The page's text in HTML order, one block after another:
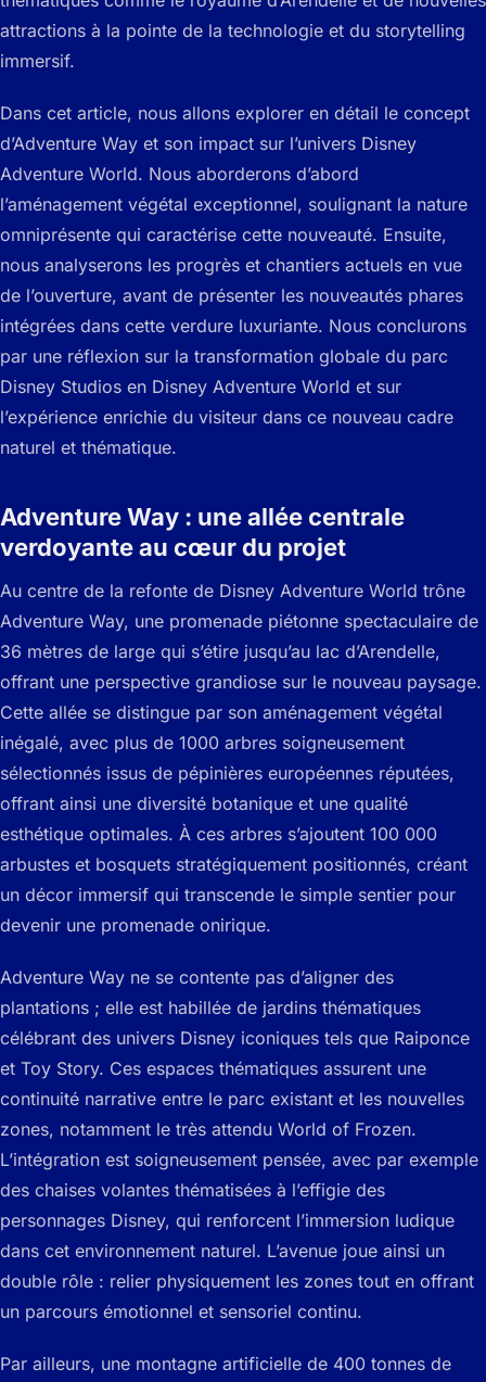
attractions à la pointe de la technologie et du storytelling
immersif.
Dans cet article, nous allons explorer en détail le concept
d’Adventure Way et son impact sur l’univers Disney
Adventure World. Nous aborderons d’abord
l’aménagement végétal exceptionnel, soulignant la nature
omniprésente qui caractérise cette nouveauté. Ensuite,
nous analyserons les progrès et chantiers actuels en vue
de l’ouverture, avant de présenter les nouveautés phares
intégrées dans cette verdure luxuriante. Nous conclurons
par une réflexion sur la transformation globale du parc
Disney Studios en Disney Adventure World et sur
l’expérience enrichie du visiteur dans ce nouveau cadre
naturel et thématique.
Adventure Way : une allée centrale
verdoyante au cœur du projet
Au centre de la refonte de Disney Adventure World trône
Adventure Way, une promenade piétonne spectaculaire de
36 mètres de large qui s’étire jusqu’au lac d’Arendelle,
offrant une perspective grandiose sur le nouveau paysage.
Cette allée se distingue par son aménagement végétal
inégalé, avec plus de 1000 arbres soigneusement
sélectionnés issus de pépinières européennes réputées,
offrant ainsi une diversité botanique et une qualité
esthétique optimales. À ces arbres s’ajoutent 100 000
arbustes et bosquets stratégiquement positionnés, créant
un décor immersif qui transcende le simple sentier pour
devenir une promenade onirique.
Adventure Way ne se contente pas d’aligner des
plantations ; elle est habillée de jardins thématiques
célébrant des univers Disney iconiques tels que Raiponce
et Toy Story. Ces espaces thématiques assurent une
continuité narrative entre le parc existant et les nouvelles
zones, notamment le très attendu World of Frozen.
L’intégration est soigneusement pensée, avec par exemple
des chaises volantes thématisées à l’effigie des
personnages Disney, qui renforcent l’immersion ludique
dans cet environnement naturel. L’avenue joue ainsi un
double rôle : relier physiquement les zones tout en offrant
un parcours émotionnel et sensoriel continu.
Par ailleurs, une montagne artificielle de 400 tonnes de